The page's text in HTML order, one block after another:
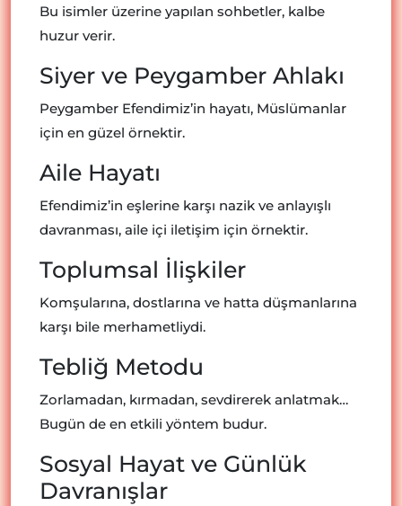
Bu isimler üzerine yapılan sohbetler, kalbe
huzur verir.
Siyer ve Peygamber Ahlakı
Peygamber Efendimiz’in hayatı, Müslümanlar
için en güzel örnektir.
Aile Hayatı
Efendimiz’in eşlerine karşı nazik ve anlayışlı
davranması, aile içi iletişim için örnektir.
Toplumsal İlişkiler
Komşularına, dostlarına ve hatta düşmanlarına
karşı bile merhametliydi.
Tebliğ Metodu
Zorlamadan, kırmadan, sevdirerek anlatmak…
Bugün de en etkili yöntem budur.
Sosyal Hayat ve Günlük
Davranışlar